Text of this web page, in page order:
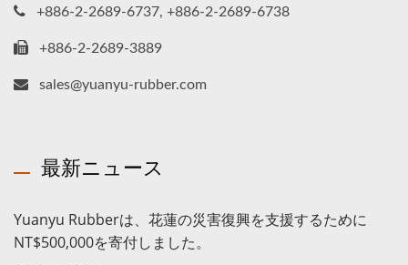
+886-2-2689-6737, +886-2-2689-6738
+886-2-2689-3889
sales@yuanyu-rubber.com
最新ニュース
Yuanyu Rubberは、花蓮の災害復興を支援するために
NT$500,000を寄付しました。